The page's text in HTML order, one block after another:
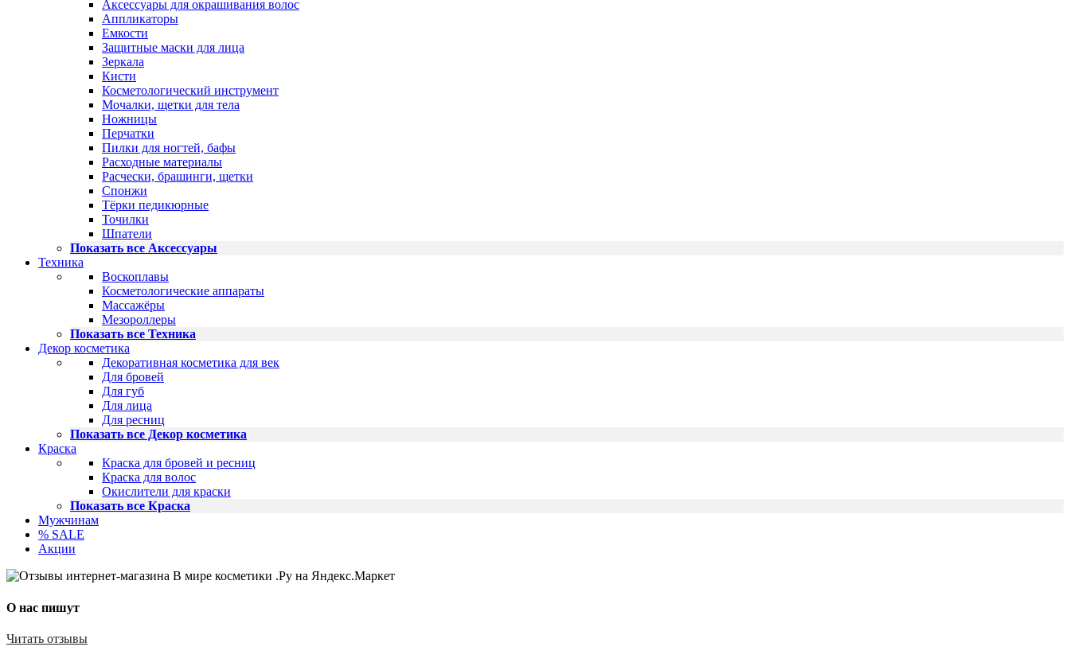
Аксессуары для окрашивания волос
Аппликаторы
Емкости
Защитные маски для лица
Зеркала
Кисти
Косметологический инструмент
Мочалки, щетки для тела
Ножницы
Перчатки
Пилки для ногтей, бафы
Расходные материалы
Расчески, брашинги, щетки
Спонжи
Тёрки педикюрные
Точилки
Шпатели
Показать все Аксессуары
Техника
Воскоплавы
Косметологические аппараты
Массажёры
Мезороллеры
Показать все Техника
Декор косметика
Декоративная косметика для век
Для бровей
Для губ
Для лица
Для ресниц
Показать все Декор косметика
Краска
Краска для бровей и ресниц
Краска для волос
Окислители для краски
Показать все Краска
Мужчинам
% SALE
Акции
О нас пишут
Читать отзывы